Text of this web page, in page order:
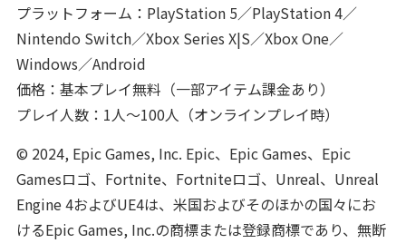
プラットフォーム：PlayStation 5／PlayStation 4／
Nintendo Switch／Xbox Series X|S／Xbox One／
Windows／Android
価格：基本プレイ無料（一部アイテム課金あり）
プレイ人数：1人～100人（オンラインプレイ時）
© 2024, Epic Games, Inc. Epic、Epic Games、Epic
Gamesロゴ、Fortnite、Fortniteロゴ、Unreal、Unreal
Engine 4およびUE4は、米国およびそのほかの国々にお
けるEpic Games, Inc.の商標または登録商標であり、無断